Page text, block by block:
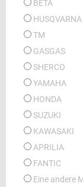
BETA
HUSQVARNA
TM
GASGAS
SHERCO
YAMAHA
HONDA
SUZUKI
KAWASAKI
APRILIA
FANTIC
Eine andere